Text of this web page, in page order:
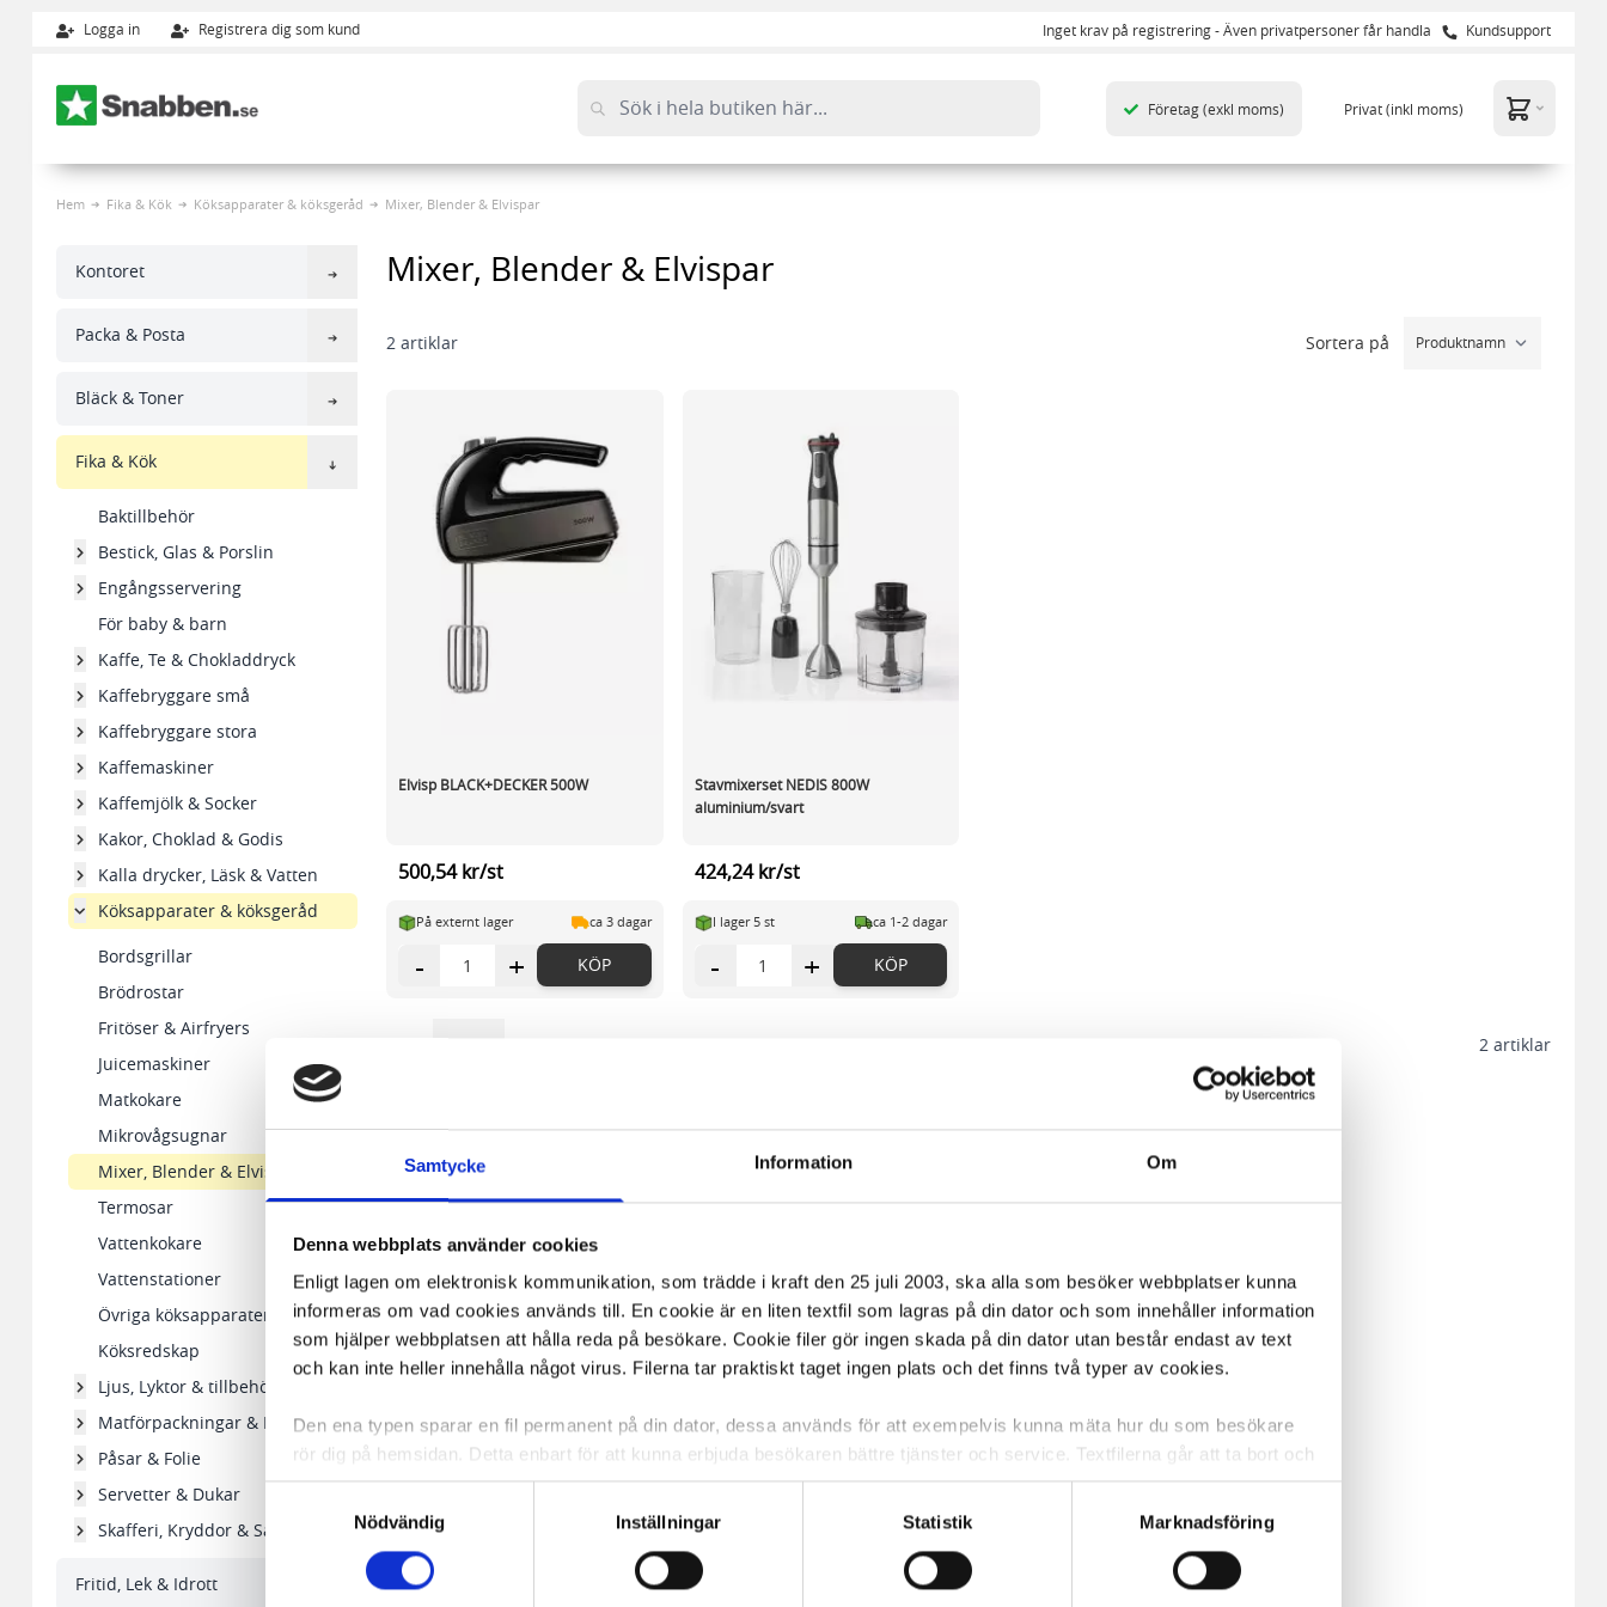
Samtycke Information Om
Denna webbplats använder cookies
Enligt lagen om elektronisk kommunikation, som trädde i kraft den 25 juli 2003, ska alla som besöker webbplatser kunna
informeras om vad cookies används till. En cookie är en liten textfil som lagras på din dator och som innehåller information
som hjälper webbplatsen att hålla reda på besökare. Cookie filer gör ingen skada på din dator utan består endast av text
och kan inte heller innehålla något virus. Filerna tar praktiskt taget ingen plats och det finns två typer av cookies.
Den ena typen sparar en fil permanent på din dator, dessa används för att exempelvis kunna mäta hur du som besökare
rör dig på hemsidan. Detta enbart för att kunna erbjuda besökaren bättre tjänster och service. Textfilerna går att ta bort och
de flesta webbläsare har funktioner för detta. Informationen som sparas på din dator är endast ett unikt nummer utan
någon koppling till personlig information, alltså helt anonymt.
Den andra typen av cookies som vanligtvis används är session cookies. Under tiden du är inne och besöker sidan delar
Nödvändig
Inställningar Statistik Marknadsföring
Logga in Registrera dig som kund Inget krav på registrering - Även privatpersoner får handla Kundsupport
Företag(exkl moms) Privat(inkl moms)
Hem Fika & Kök Köksapparater & köksgeråd Mixer, Blender & Elvispar
Kontoret
Packa & Posta
Bläck & Toner
Fika & Kök
Baktillbehör
Bestick, Glas & Porslin
Engångsservering
För baby & barn
Kaffe, Te & Chokladdryck
Kaffebryggare små
Kaffebryggare stora
Kaffemaskiner
Kaffemjölk & Socker
Kakor, Choklad & Godis
Kalla drycker, Läsk & Vatten
Köksapparater & köksgeråd
Bordsgrillar
Brödrostar
Fritöser & Airfryers
Juicemaskiner
Matkokare
Mikrovågsugnar
Mixer, Blender & Elvispar
Termosar
Vattenkokare
Vattenstationer
Övriga köksapparater
Köksredskap
Ljus, Lyktor & tillbehör
Matförpackningar & Formar
Påsar & Folie
Servetter & Dukar
Skafferi, Kryddor & Såser
Fritid, Lek & Idrott
Mixer, Blender & Elvispar
2 artiklar Sortera på
Elvisp BLACK+DECKER 500W
500,54 kr/st
På externt lager ca 3 dagar
- + KÖP
Stavmixerset NEDIS 800W
aluminium/svart
424,24 kr/st
I lager 5 st ca 1-2 dagar
- + KÖP
2 artiklar